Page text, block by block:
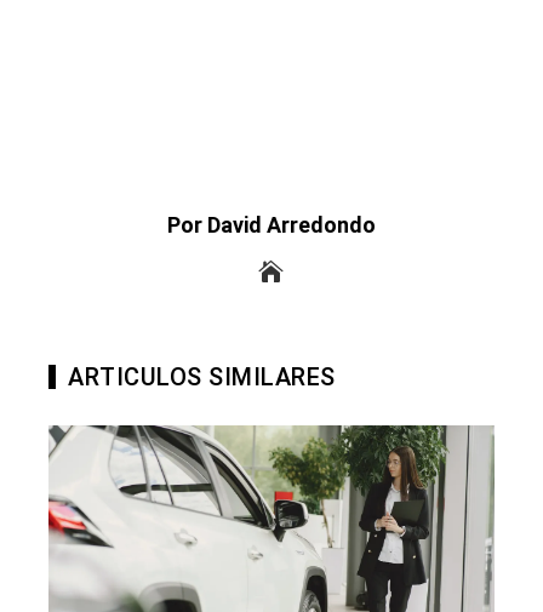
Por David Arredondo
ARTICULOS SIMILARES